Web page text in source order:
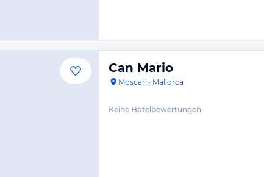
Can Mario
Moscari · Mallorca
Keine Hotelbewertungen